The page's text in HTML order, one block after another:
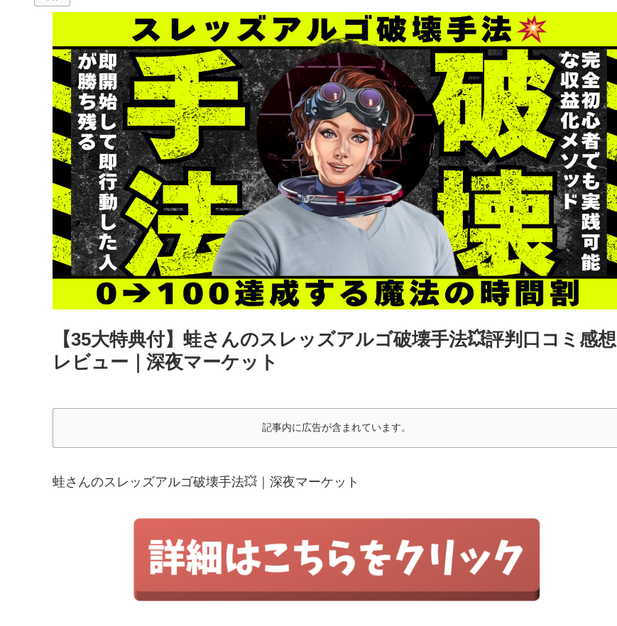
【35大特典付】蛙さんのスレッズアルゴ破壊手法💥評判口コミ感想
レビュー｜深夜マーケット
記事内に広告が含まれています。
蛙さんのスレッズアルゴ破壊手法💥｜深夜マーケット